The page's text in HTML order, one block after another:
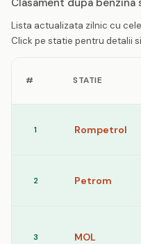
Clasament dupa
Lista actualizata zilnic cu
Click pe statie pentru detalii
# STATIE
1 Rompetrol
2 Petrom
3 MOL